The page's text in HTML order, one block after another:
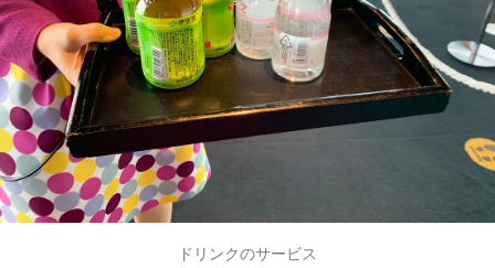
ドリンクのサービス